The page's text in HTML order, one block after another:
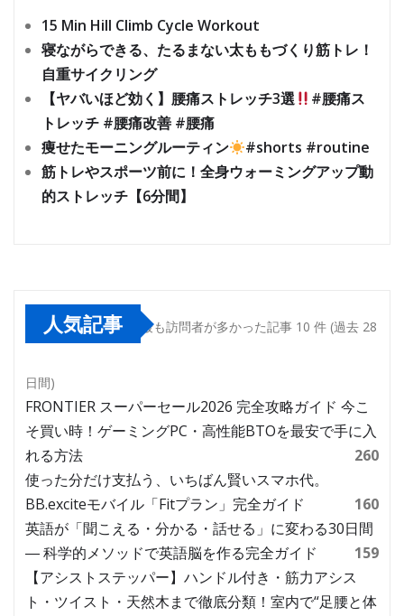
15 Min Hill Climb Cycle Workout
寝ながらできる、たるまない太ももづくり筋トレ！
自重サイクリング
【ヤバいほど効く】腰痛ストレッチ3選
#腰痛ス
トレッチ #腰痛改善 #腰痛
痩せたモーニングルーティン
#shorts #routine
筋トレやスポーツ前に！全身ウォーミングアップ動
的ストレッチ【6分間】
人気記事 最も訪問者が多かった記事 10 件 (過去 28
日間)
FRONTIER スーパーセール2026 完全攻略ガイド 今こ
そ買い時！ゲーミングPC・高性能BTOを最安で手に入
れる方法
260
使った分だけ支払う、いちばん賢いスマホ代。
BB.exciteモバイル「Fitプラン」完全ガイド
160
英語が「聞こえる・分かる・話せる」に変わる30日間
― 科学的メソッドで英語脳を作る完全ガイド
159
【アシストステッパー】ハンドル付き・筋力アシス
ト・ツイスト・天然木まで徹底分類！室内で“足腰と体